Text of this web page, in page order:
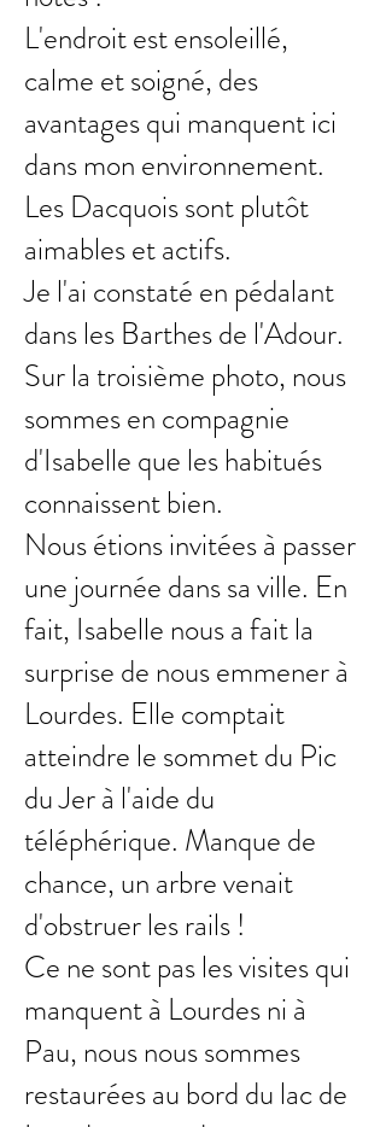
L'endroit est ensoleillé,
calme et soigné, des
avantages qui manquent ici
dans mon environnement.
Les Dacquois sont plutôt
aimables et actifs.
Je l'ai constaté en pédalant
dans les Barthes de l'Adour.
Sur la troisième photo, nous
sommes en compagnie
d'Isabelle que les habitués
connaissent bien.
Nous étions invitées à passer
une journée dans sa ville. En
fait, Isabelle nous a fait la
surprise de nous emmener à
Lourdes. Elle comptait
atteindre le sommet du Pic
du Jer à l'aide du
téléphérique. Manque de
chance, un arbre venait
d'obstruer les rails !
Ce ne sont pas les visites qui
manquent à Lourdes ni à
Pau, nous nous sommes
restaurées au bord du lac de